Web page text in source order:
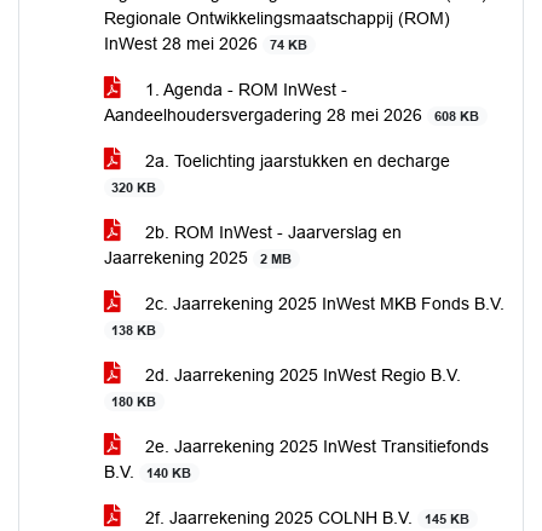
Regionale Ontwikkelingsmaatschappij (ROM)
InWest 28 mei 2026
74 KB
1. Agenda - ROM InWest -
Aandeelhoudersvergadering 28 mei 2026
608 KB
2a. Toelichting jaarstukken en decharge
320 KB
2b. ROM InWest - Jaarverslag en
Jaarrekening 2025
2 MB
2c. Jaarrekening 2025 InWest MKB Fonds B.V.
138 KB
2d. Jaarrekening 2025 InWest Regio B.V.
180 KB
2e. Jaarrekening 2025 InWest Transitiefonds
B.V.
140 KB
2f. Jaarrekening 2025 COLNH B.V. 145 KB